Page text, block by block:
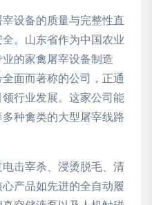
设备的质量与完整性直
。山东省作为中国农业
的家禽屠宰设备制造
面而著称的公司，正通
行业发展。这家公司能
种禽类的大型屠宰线路
击宰杀、浸烫脱毛、清
产品如先进的全自动履